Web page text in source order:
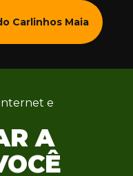
Carlinhos Maia
e
A